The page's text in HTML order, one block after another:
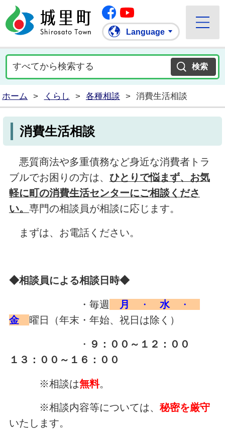
城里町ホームページ
Facebook
Language
ホーム > くらし > 各種相談 > 消費生活相談
消費生活相談
悪質商法や多重債務など身近な消費者トラ
ブルでお困りの方は、 ひとりで悩まず、お気
軽に町の消費生活センターにご相談くださ
い。 専門の相談員が相談に応じます。
まずは、お電話ください。
◆相談員による相談日時◆
・毎週 月 ・ 水・
金
曜日（年末・年始、祝日は除く）
・ ９：００～１２：００
１３：００～１６：００
※相談は無料。
※相談内容等については、 秘密を厳守
いたします。